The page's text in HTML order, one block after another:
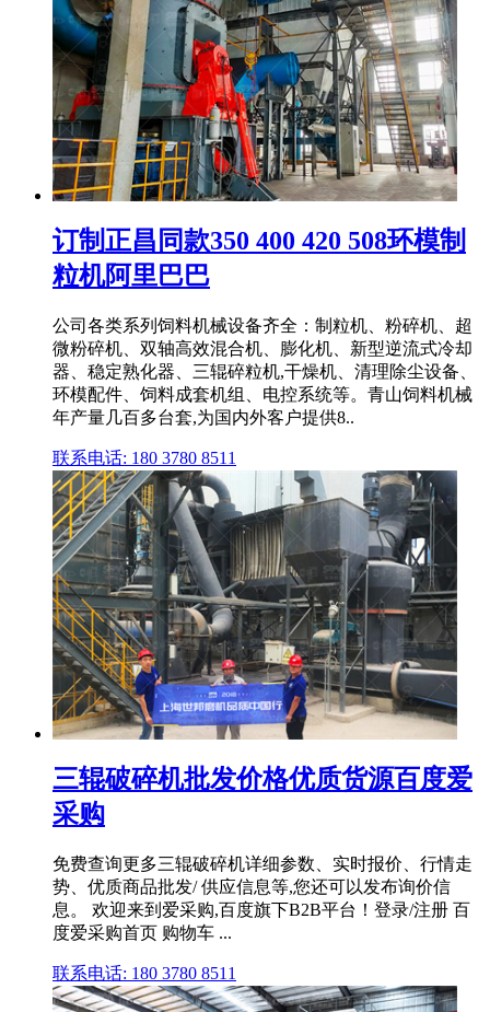
订制正昌同款350 400 420 508环模制
粒机阿里巴巴
公司各类系列饲料机械设备齐全：制粒机、粉碎机、超
微粉碎机、双轴高效混合机、膨化机、新型逆流式冷却
器、稳定熟化器、三辊碎粒机,干燥机、清理除尘设备、
环模配件、饲料成套机组、电控系统等。青山饲料机械
年产量几百多台套,为国内外客户提供8..
联系电话: 180 3780 8511
三辊破碎机批发价格优质货源百度爱
采购
免费查询更多三辊破碎机详细参数、实时报价、行情走
势、优质商品批发/ 供应信息等,您还可以发布询价信
息。 欢迎来到爱采购,百度旗下B2B平台！登录/注册 百
度爱采购首页 购物车 ...
联系电话: 180 3780 8511